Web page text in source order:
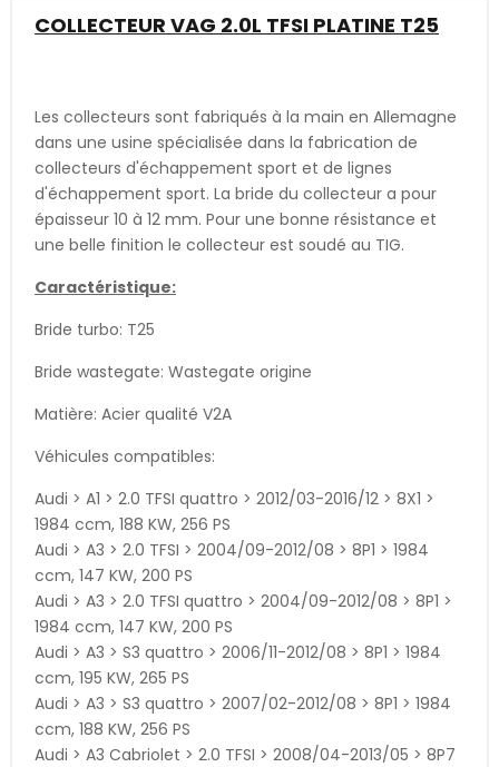
COLLECTEUR VAG 2.0L TFSI PLATINE T25
Les collecteurs sont fabriqués à la main en Allemagne
dans une usine spécialisée dans la fabrication de
collecteurs d'échappement sport et de lignes
d'échappement sport. La bride du collecteur a pour
épaisseur 10 à 12 mm. Pour une bonne résistance et
une belle finition le collecteur est soudé au TIG.
Caractéristique:
Bride turbo: T25
Bride wastegate: Wastegate origine
Matière: Acier qualité V2A
Véhicules compatibles:
Audi > A1 > 2.0 TFSI quattro > 2012/03-2016/12 > 8X1 >
1984 ccm, 188 KW, 256 PS
Audi > A3 > 2.0 TFSI > 2004/09-2012/08 > 8P1 > 1984
ccm, 147 KW, 200 PS
Audi > A3 > 2.0 TFSI quattro > 2004/09-2012/08 > 8P1 >
1984 ccm, 147 KW, 200 PS
Audi > A3 > S3 quattro > 2006/11-2012/08 > 8P1 > 1984
ccm, 195 KW, 265 PS
Audi > A3 > S3 quattro > 2007/02-2012/08 > 8P1 > 1984
ccm, 188 KW, 256 PS
Audi > A3 Cabriolet > 2.0 TFSI > 2008/04-2013/05 > 8P7